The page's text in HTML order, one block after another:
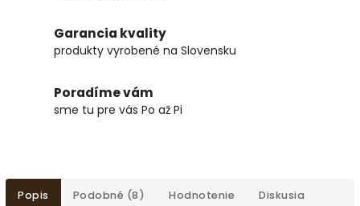
Garancia kvality
produkty vyrobené na Slovensku
Poradíme vám
sme tu pre vás Po až Pi
Popis Podobné (8) Hodnotenie Diskusia